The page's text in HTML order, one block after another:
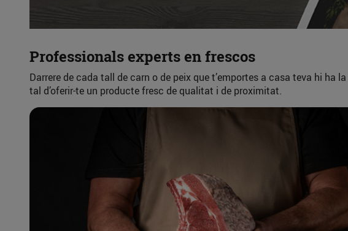
Professionals experts en frescos
Darrere de cada tall de carn o de peix que t’emportes a casa teva hi ha la
tal d’oferir-te un producte fresc de qualitat i de proximitat.